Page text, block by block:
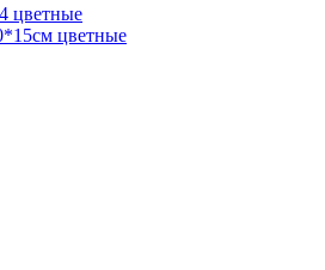
цветные
цветные